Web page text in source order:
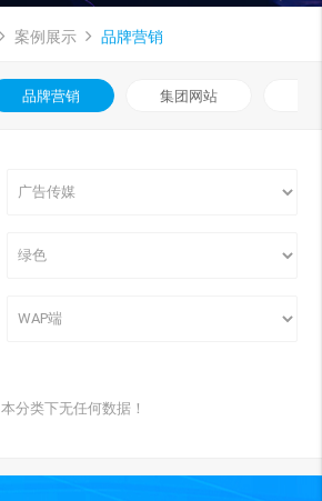
案例展示 品牌营销
品牌营销 集团网站
本分类下无任何数据！